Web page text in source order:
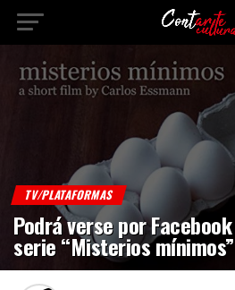
TV/PLATAFORMAS
Podrá verse por
serie “Misterios mínimos”